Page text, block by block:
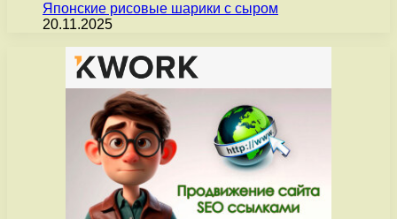
Японские рисовые шарики с сыром
20.11.2025